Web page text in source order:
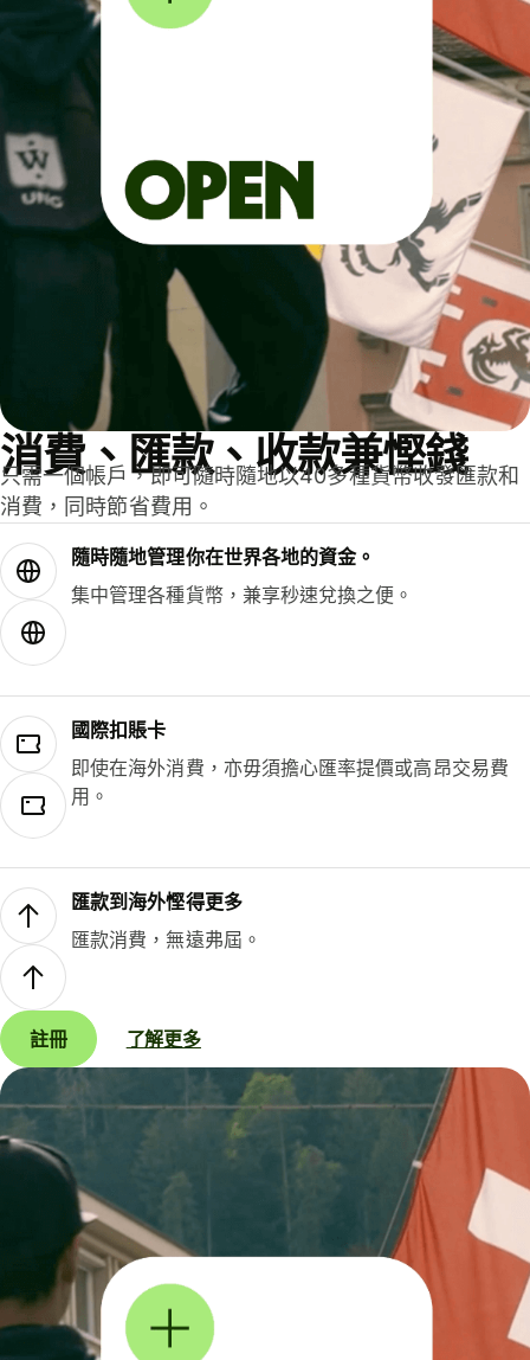
消費、匯款、收款兼慳錢
只需一個帳戶，即可隨時隨地以40多種貨幣收發匯款和
消費，同時節省費用。
隨時隨地管理你在世界各地的資金。
集中管理各種貨幣，兼享秒速兌換之便。
國際扣賬卡
即使在海外消費，亦毋須擔心匯率提價或高昂交易費
用。
匯款到海外慳得更多
匯款消費，無遠弗屆。
註冊 了解更多